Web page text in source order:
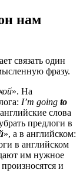
нам
связать один
фразу.
». На
I’m going to
слова
предлоги в
», а в английском:
в английском
им нужное
и